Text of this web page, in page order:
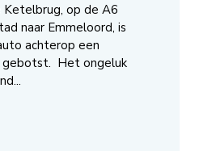
Ketelbrug, op de A6
naar Emmeloord, is
achterop een
gebotst. Het ongeluk